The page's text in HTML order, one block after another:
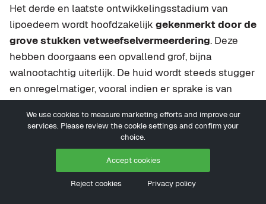
Het derde en laatste ontwikkelingsstadium van
lipoedeem wordt hoofdzakelijk gekenmerkt door de
grove stukken vetweefselvermeerdering. Deze
hebben doorgaans een opvallend grof, bijna
walnootachtig uiterlijk. De huid wordt steeds stugger
en onregelmatiger, vooral indien er sprake is van
veranderd en kunnen een boomstamachtig
voorkomen aan de dag leggen. Er is sprake van
aanzienlijke vetplooien c.q. ‘kwabben’. In dit stadium
komt verrassend vaak ook lymfoedeem tot
ontwikkeling. In dat geval spreekt men ook wel van
We use cookies to measure marketing efforts and improve our
services. Please review the cookie settings and confirm your
choice.
Accept cookies
Reject cookies Privacy policy